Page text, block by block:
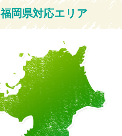
福岡県対応エリア